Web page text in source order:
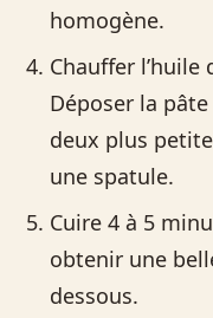
homogène.
Chauffer l’huile
Déposer la
deux plus
une spatule.
Cuire 4 à 5
obtenir une
dessous.